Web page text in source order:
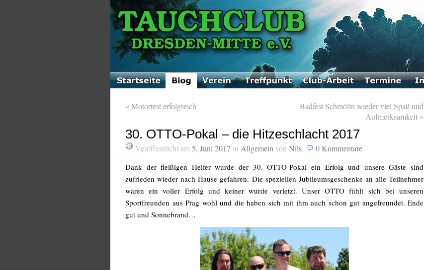
«Motortest erfolgreich
Badfest Schmölln wieder viel Spaß und
Aufmerksamkeit »
30. OTTO-Pokal – die Hitzeschlacht 2017
Veröffentlicht am 5. Juni 2017 in Allgemein von Nils. 0 Kommentare
Dank der fleißigen Helfer wurde der 30. OTTO-Pokal ein Erfolg und unsere Gäste sind
zufrieden wieder nach Hause gefahren. Die speziellen Jubileumsgeschenke an alle Teilnehmer
waren ein voller Erfolg und keiner wurde verletzt. Unser OTTO fühlt sich bei unseren
Sportfreunden aus Prag wohl und die haben sich mit ihm auch schon gut angefreundet. Ende
gut und Sonnebrand…